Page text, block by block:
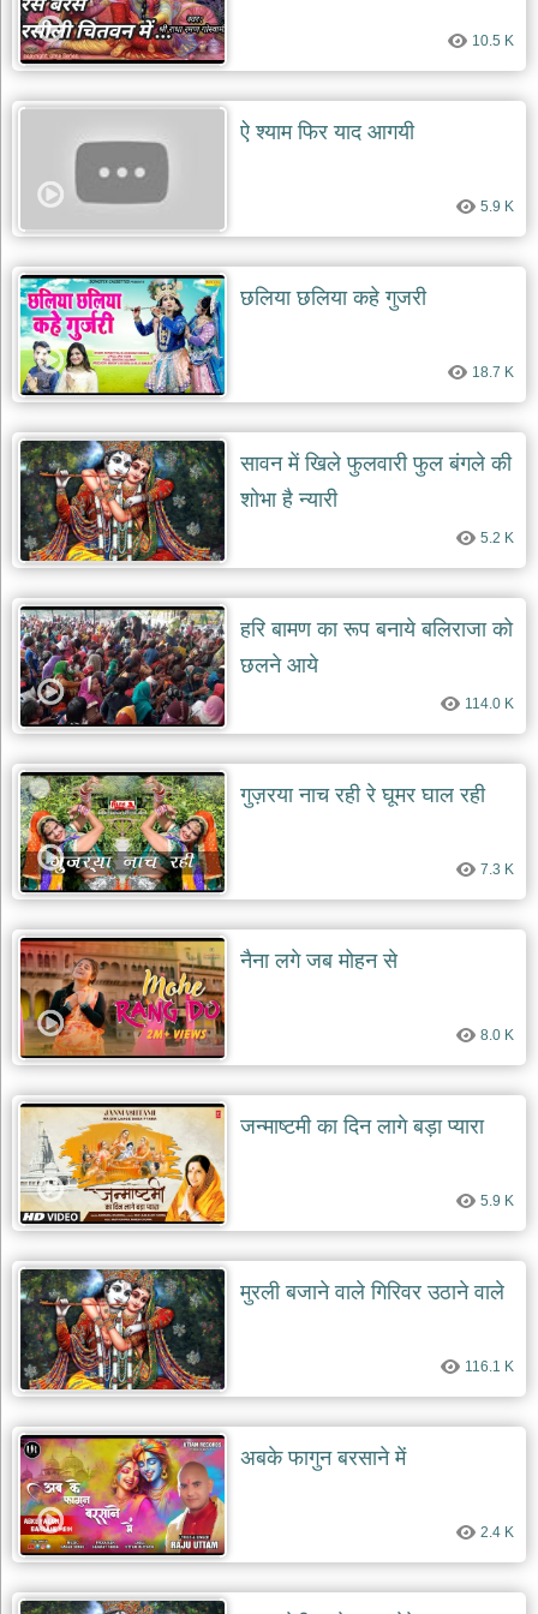
दयाल
भजन
bawa
lal
bhajans
भजन
dev
आज
का
भजन
bhajan
of
the
day
भजन
जोड़ें
add
bhajans
10.5 K
ऐ श्याम फिर याद आगयी
5.9 K
छलिया छलिया कहे गुजरी
18.7 K
सावन में खिले फुलवारी फुल बंगले की
शोभा है न्यारी
5.2 K
हरि बामण का रूप बनाये बलिराजा को
छलने आये
114.0 K
गुज़रया नाच रही रे घूमर घाल रही
7.3 K
नैना लगे जब मोहन से
8.0 K
जन्माष्टमी का दिन लागे बड़ा प्यारा
5.9 K
मुरली बजाने वाले गिरिवर उठाने वाले
116.1 K
अबके फागुन बरसाने में
2.4 K